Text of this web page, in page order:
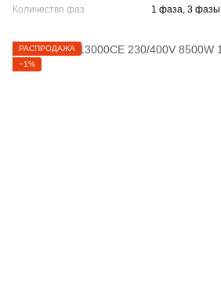
Количество фаз 1 фаза, 3 фазы
РАСПРОДАЖА
−1%